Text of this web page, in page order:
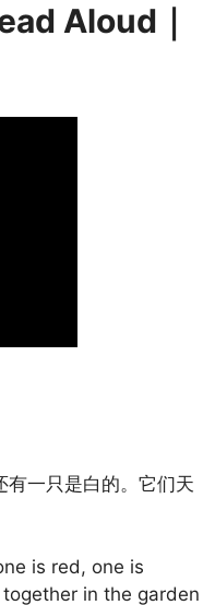
Aloud｜
有一只是白的。它们天
is red, one is
in the garden